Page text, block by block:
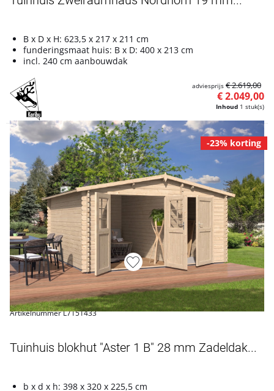
B x D x H: 623,5 x 217 x 211 cm
funderingsmaat huis: B x D: 400 x 213 cm
incl. 240 cm aanbouwdak
Inhoud 1 stuk(s)
€ 2.049,00
adviesprijs € 2.619,00
-23% korting
Artikelnummer L7151433
Tuinhuis blokhut "Aster 1 B" 28 mm Zadeldak...
b x d x h: 398 x 320 x 225,5 cm